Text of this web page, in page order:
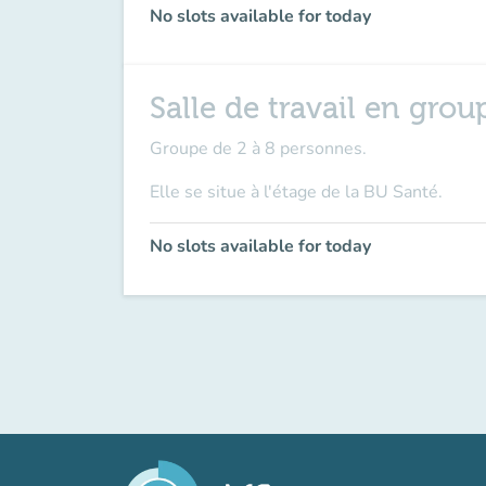
No slots available for today
Salle de travail en
Groupe de 2 à 8 personnes.
Elle se situe à l'étage de la BU Santé.
No slots available for today